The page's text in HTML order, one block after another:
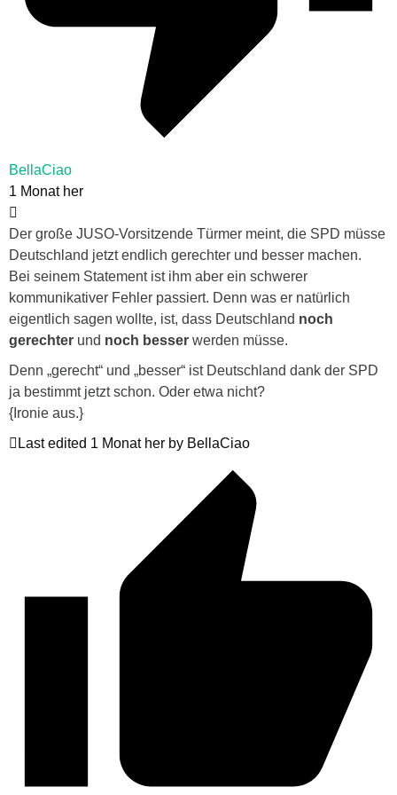
BellaCiao
1 Monat her
Der große JUSO-Vorsitzende Türmer meint, die SPD müsse
Deutschland jetzt endlich gerechter und besser machen.
Bei seinem Statement ist ihm aber ein schwerer
kommunikativer Fehler passiert. Denn was er natürlich
eigentlich sagen wollte, ist, dass Deutschland noch
gerechter und noch besser werden müsse.
Denn „gerecht“ und „besser“ ist Deutschland dank der SPD
ja bestimmt jetzt schon. Oder etwa nicht?
{Ironie aus.}
Last edited 1 Monat her by BellaCiao